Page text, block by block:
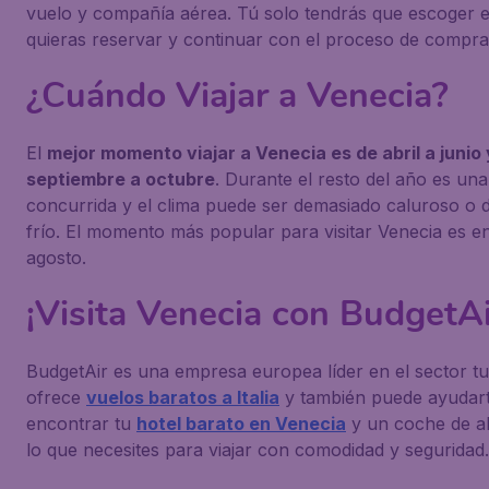
vuelo y compañía aérea. Tú solo tendrás que escoger
quieras reservar y continuar con el proceso de
¿Cuándo Viajar a Venecia?
El mejor momento viajar a Venecia es de abril a junio
septiembre a octubre. Durante el resto del año es
concurrida y el clima puede ser demasiado caluroso o
frío. El momento más popular para visitar Venecia es
agosto.
¡Visita Venecia con
BudgetAir es una empresa europea líder en el sector
ofrece vuelos baratos a Italia y también puede
encontrar tu hotel barato en Venecia y un coche de
lo que necesites para viajar con comodidad y seguridad.